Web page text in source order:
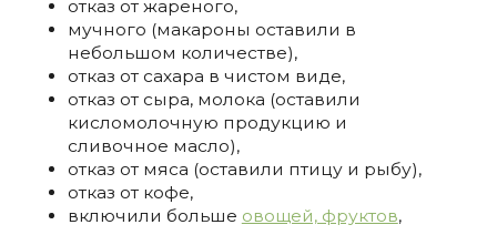
отказ от жареного,
мучного (макароны оставили в
небольшом количестве),
отказ от сахара в чистом виде,
отказ от сыра, молока (оставили
кисломолочную продукцию и
сливочное масло),
отказ от мяса (оставили птицу и рыбу),
отказ от кофе,
включили больше овощей, фруктов,